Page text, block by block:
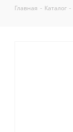
Главная - Каталог -